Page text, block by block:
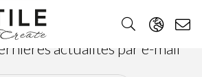
à notre newsletter et
actualités par e-mail